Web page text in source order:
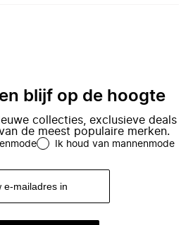
blijf op de hoogte
collecties, exclusieve deals
de meest populaire merken.
Ik houd van mannenmode